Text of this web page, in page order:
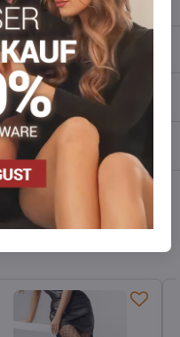
Reddit LinkedIn WhatsApp